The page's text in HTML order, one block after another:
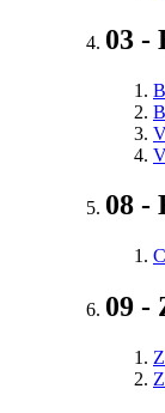
03 -
08 -
09 -